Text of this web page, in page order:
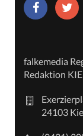
falkemedia
Redaktion
24103